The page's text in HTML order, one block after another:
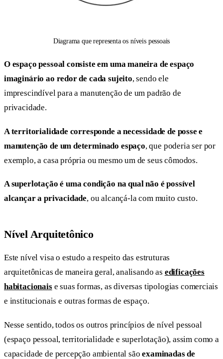
Diagrama que representa os níveis pessoais
O espaço pessoal consiste em uma maneira de espaço
imaginário ao redor de cada sujeito, sendo ele
imprescindível para a manutenção de um padrão de
privacidade.
A territorialidade corresponde a necessidade de posse e
manutenção de um determinado espaço, que poderia ser por
exemplo, a casa própria ou mesmo um de seus cômodos.
A superlotação é uma condição na qual não é possível
alcançar a privacidade, ou alcançá-la com muito custo.
Nível Arquitetônico
Este nível visa o estudo a respeito das estruturas
arquitetônicas de maneira geral, analisando as edificações
habitacionaise suas formas, as diversas tipologias comerciais
e institucionais e outras formas de espaço.
Nesse sentido, todos os outros princípios de nível pessoal
(espaço pessoal, territorialidade e superlotação), assim como a
capacidade de percepção ambiental sãoexaminadas de